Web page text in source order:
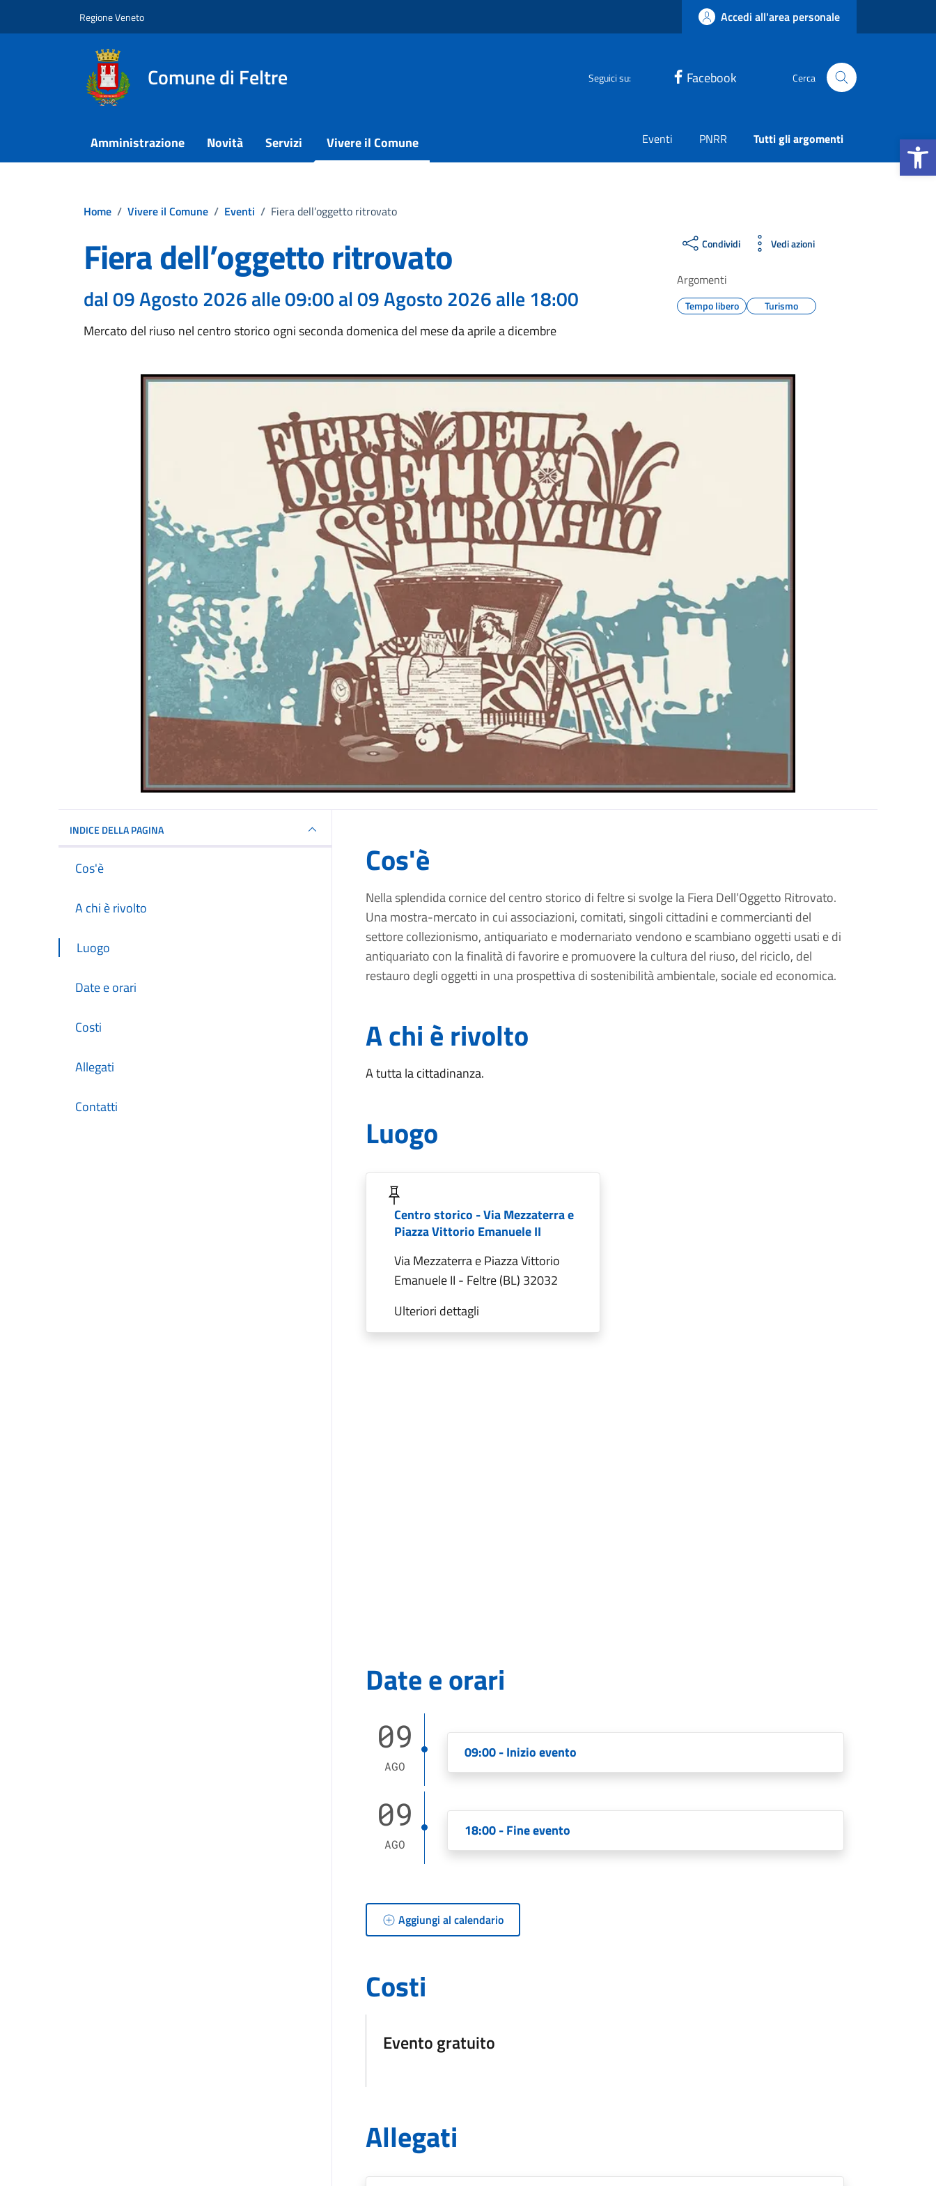
Apri la
Regione Veneto Accedi all'area personale
Comune di Feltre Seguici su: Facebook Cerca
Amministrazione Novità Servizi Vivere il Comune Eventi PNRR Tutti gli argomenti
Home / Vivere il Comune / Eventi / Fiera dell’oggetto ritrovato
Fiera dell’oggetto ritrovato
dal 09 Agosto 2026 alle 09:00 al 09 Agosto 2026 alle 18:00
Mercato del riuso nel centro storico ogni seconda domenica del mese da aprile a dicembre
Condividi Vedi azioni
Argomenti
Tempo libero Turismo
INDICE DELLA PAGINA
Cos'è
A chi è rivolto
Luogo
Date e orari
Costi
Allegati
Contatti
Cos'è
Nella splendida cornice del centro storico di feltre si svolge la Fiera Dell’Oggetto Ritrovato.
Una mostra-mercato in cui associazioni, comitati, singoli cittadini e commercianti del
settore collezionismo, antiquariato e modernariato vendono e scambiano oggetti usati e di
antiquariato con la finalità di favorire e promuovere la cultura del riuso, del riciclo, del
restauro degli oggetti in una prospettiva di sostenibilità ambientale, sociale ed economica.
A chi è rivolto
A tutta la cittadinanza.
Luogo
Centro storico - Via Mezzaterra e
Piazza Vittorio Emanuele II
Via Mezzaterra e Piazza Vittorio
Emanuele II - Feltre (BL) 32032
Ulteriori dettagli
Date e orari
09
AGO
09:00 - Inizio evento
09
AGO
18:00 - Fine evento
Aggiungi al calendario
Costi
Evento gratuito
Allegati